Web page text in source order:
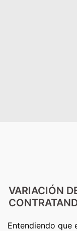
VARIACIÓN
Entendiendo que